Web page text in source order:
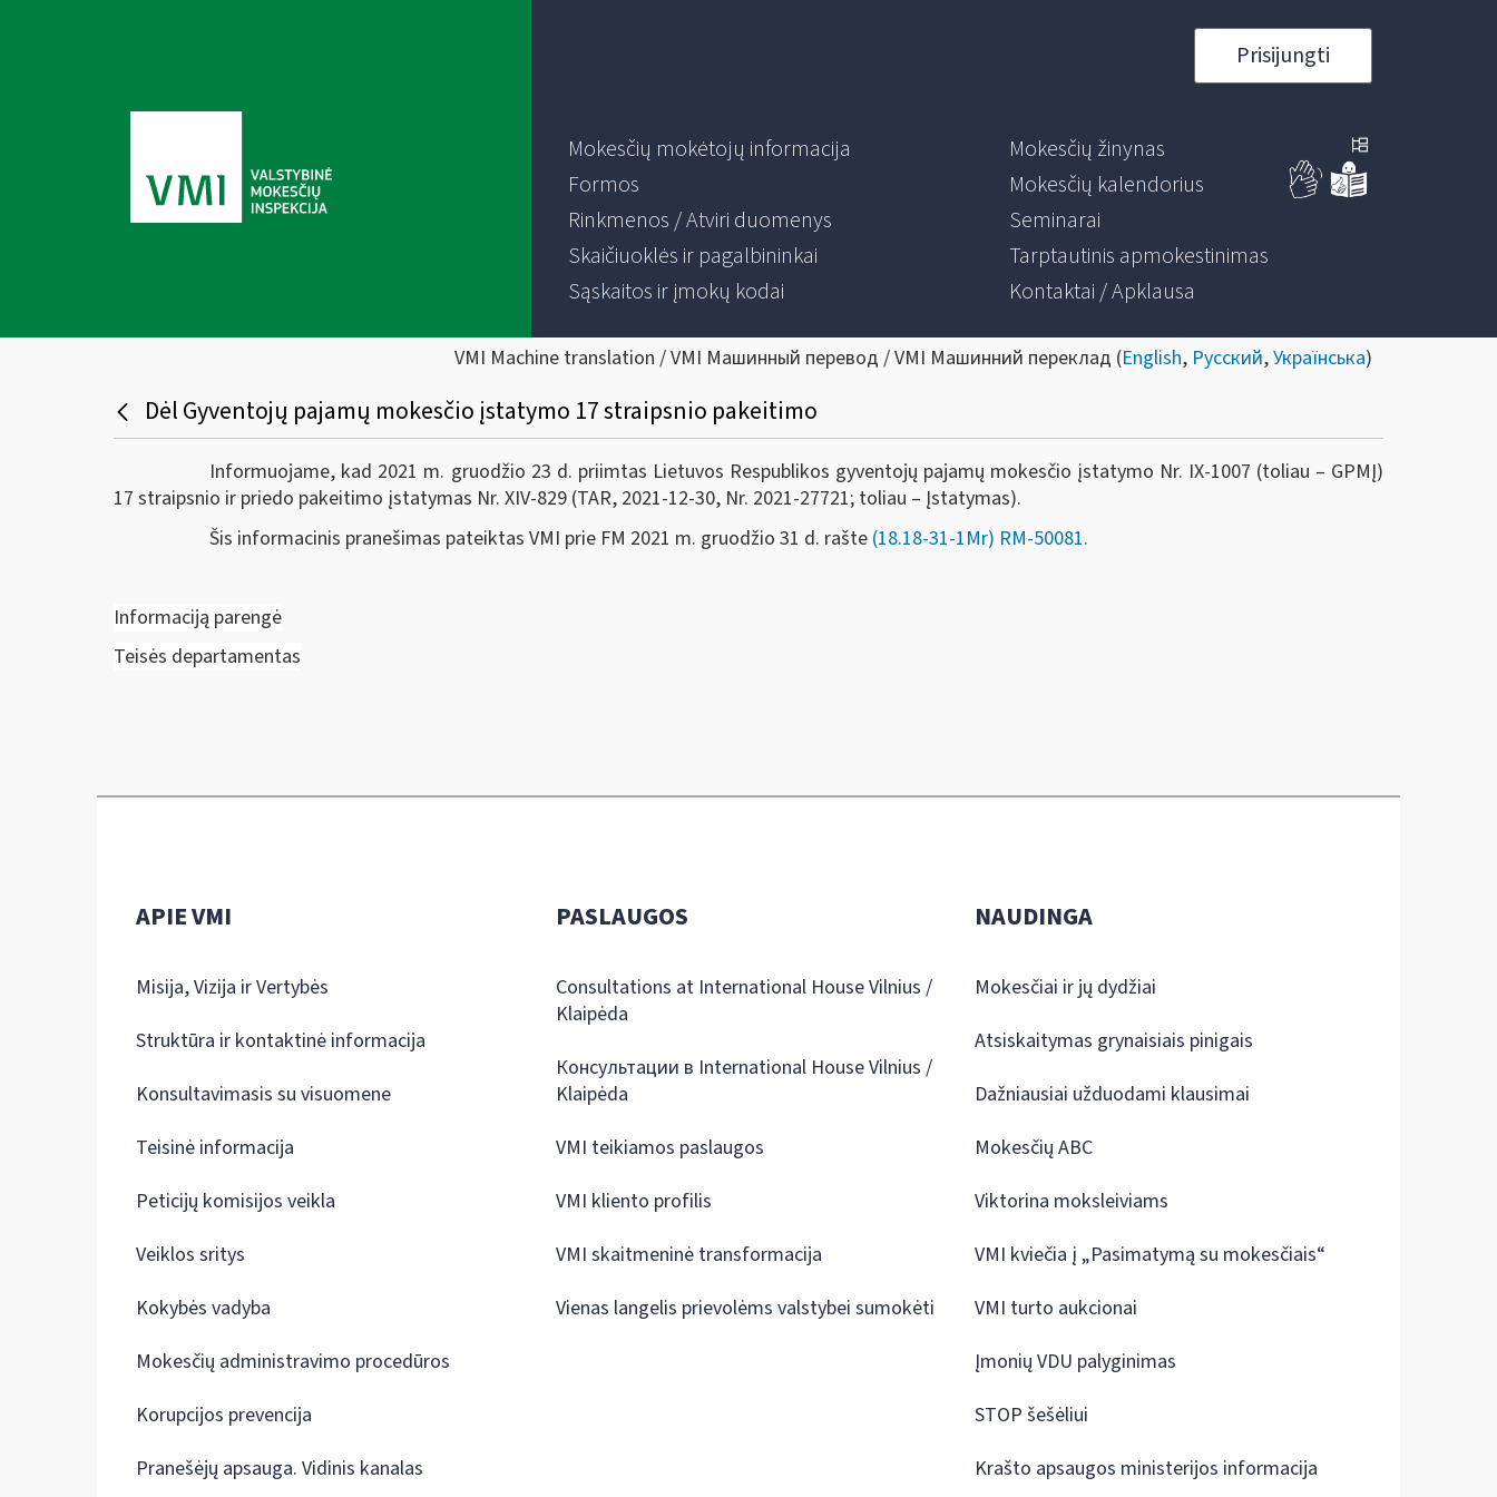
Prisijungti
Mokesčių mokėtojų informacija
Formos
Rinkmenos / Atviri duomenys
Skaičiuoklės ir pagalbininkai
Sąskaitos ir įmokų kodai
Mokesčių žinynas
Mokesčių kalendorius
Seminarai
Tarptautinis apmokestinimas
Kontaktai / Apklausa
VMI Machine translation / VMI Машинный перевод / VMI Машинний переклад (English, Русский,Українська)
Dėl Gyventojų pajamų mokesčio įstatymo 17 straipsnio pakeitimo
Informuojame, kad 2021 m. gruodžio 23 d. priimtas Lietuvos Respublikos gyventojų pajamų mokesčio įstatymo Nr. IX-1007 (toliau – GPMĮ)
17 straipsnio ir priedo pakeitimo įstatymas Nr. XIV-829 (TAR, 2021-12-30, Nr. 2021-27721; toliau – Įstatymas).
Šis informacinis pranešimas pateiktas VMI prie FM 2021 m. gruodžio 31 d. rašte (18.18-31-1Mr) RM-50081.
Informaciją parengė
Teisės departamentas
APIE VMI
Misija, Vizija ir Vertybės
Struktūra ir kontaktinė informacija
Konsultavimasis su visuomene
Teisinė informacija
Peticijų komisijos veikla
Veiklos sritys
Kokybės vadyba
Mokesčių administravimo procedūros
Korupcijos prevencija
Pranešėjų apsauga. Vidinis kanalas
PASLAUGOS
Consultations at International House Vilnius /
Klaipėda
Консультации в International House Vilnius /
Klaipėda
VMI teikiamos paslaugos
VMI kliento profilis
VMI skaitmeninė transformacija
Vienas langelis prievolėms valstybei sumokėti
NAUDINGA
Mokesčiai ir jų dydžiai
Atsiskaitymas grynaisiais pinigais
Dažniausiai užduodami klausimai
Mokesčių ABC
Viktorina moksleiviams
VMI kviečia į „Pasimatymą su mokesčiais“
VMI turto aukcionai
Įmonių VDU palyginimas
STOP šešėliui
Krašto apsaugos ministerijos informacija